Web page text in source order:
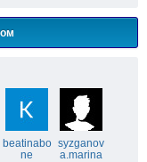
beatinabo
ne
syzganov
a.marina